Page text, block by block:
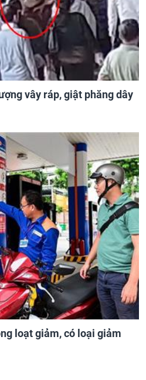
vây ráp, giật phăng dây
loạt giảm, có loại giảm